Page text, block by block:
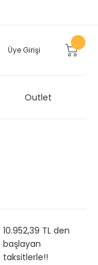
Üye Girişi
Outlet
10.952,39 TL den
başlayan
taksitlerle!!